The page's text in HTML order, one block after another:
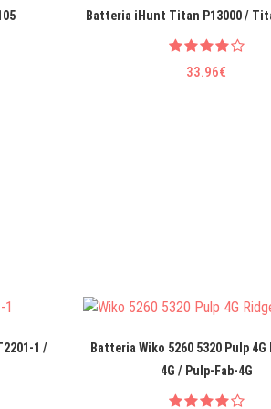
Batteria iHunt Titan P13000 /
33.96€
1 /
Batteria Wiko 5260 5320 Pulp 4G
4G / Pulp-Fab-4G